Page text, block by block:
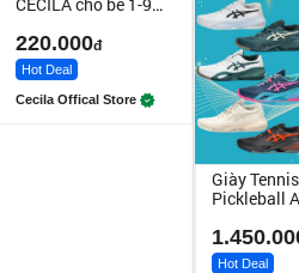
220.000đ
Hot Deal
Cecila Offical Store
Giày
Pickleball
Phối Màu
Hot Deal